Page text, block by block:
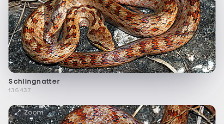
Schlingnatter
f36437
Zoom